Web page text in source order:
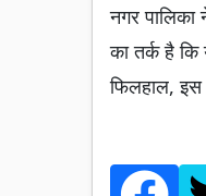
नगर
का तर्क है
फिलहाल, इस